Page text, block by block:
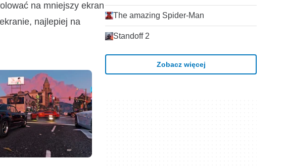
na mniejszy ekran
najlepiej na
The amazing Spider-Man
Standoff 2
Zobacz więcej